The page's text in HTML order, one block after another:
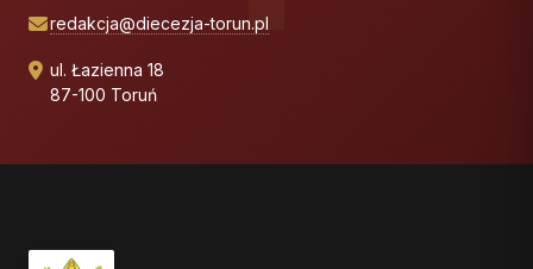
redakcja@diecezja-torun.pl
ul. Łazienna 18
87-100 Toruń